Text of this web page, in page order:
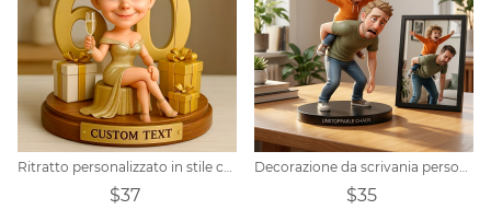
Ritratto personalizzato in stile cartone animato per il 60° compleanno di una donna
$37
Decorazione da scrivania personalizzata in stile cartone animato con foto.
$35